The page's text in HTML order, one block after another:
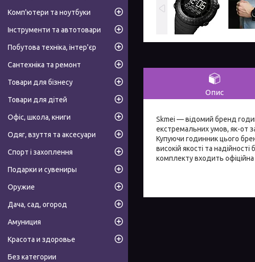
Опис
Skmei — відомий бренд
екстремальних умов, як-от
Купуючи годинник цього
високій якості та
комплекту входить офіційна
Комп'ютери та ноутбуки
Інструменти та автотовари
Побутова техніка, інтер'єр
Сантехніка та ремонт
Товари для бізнесу
Товари для дітей
Офіс, школа, книги
Одяг, взуття та аксесуари
Спорт і захоплення
Подарки и сувениры
Оружие
Дача, сад, огород
Амуниция
Красота и здоровье
Без категории